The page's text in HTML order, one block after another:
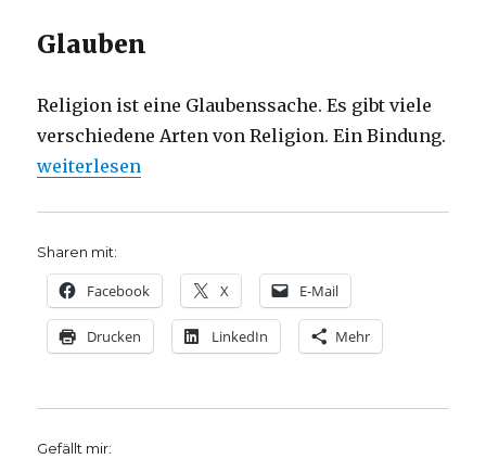
Glauben
Religion ist eine Glaubenssache. Es gibt viele
verschiedene Arten von Religion. Ein Bindung.
„Was ist Religion? Stichworte und eine Definition
weiterlesen
Sharen mit:
Facebook X E-Mail
Drucken LinkedIn Mehr
Gefällt mir: